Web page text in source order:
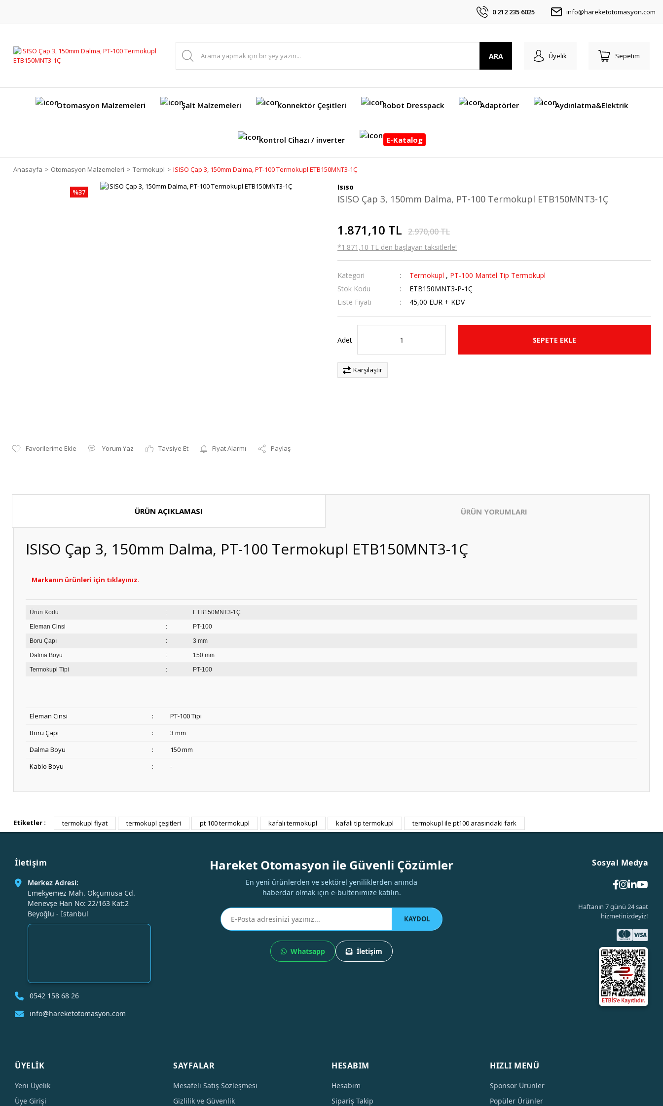
0 212 235 6025 info@hareketotomasyon.com
ARA Üyelik Sepetim
Otomasyon Malzemeleri Şalt Malzemeleri Konnektör Çeşitleri Robot Dresspack Adaptörler Aydınlatma&Elektrik
Kontrol Cihazı / inverter E-Katalog
Anasayfa Otomasyon Malzemeleri Termokupl ISISO Çap 3, 150mm Dalma, PT-100 Termokupl ETB150MNT3-1Ç
%37
Yorum Yaz Tavsiye Et Fiyat Alarmı Paylaş
Isıso
ISISO Çap 3, 150mm Dalma, PT-100 Termokupl ETB150MNT3-1Ç
1.871,10 TL 2.970,00 TL
*1.871,10 TL den başlayan taksitlerle!
Kategori Termokupl , PT-100 Mantel Tip Termokupl
Stok Kodu
ETB150MNT3-P-1Ç
Liste Fiyatı
45,00 EUR + KDV
Adet SEPETE EKLE
Karşılaştır
ÜRÜN AÇIKLAMASI ÜRÜN YORUMLARI
ISISO Çap 3, 150mm Dalma, PT-100 Termokupl ETB150MNT3-1Ç
Markanın ürünleri için tıklayınız.
Ürün Kodu : ETB150MNT3-1Ç
Eleman Cinsi : PT-100
Boru Çapı : 3 mm
Dalma Boyu : 150 mm
Termokupl Tipi : PT-100
Eleman Cinsi :
PT-100 Tipi
Boru Çapı
:
3 mm
Dalma Boyu
:
150 mm
Kablo Boyu
: -
Bu ürüne ilk yorumu siz yapın!
Etiketler : termokupl fiyat termokupl çeşitleri pt 100 termokupl kafalı termokupl kafalı tip termokupl termokupl ile pt100 arasındaki fark
İletişim
Merkez Adresi:
Emekyemez Mah. Okçumusa Cd.
Menevşe Han No: 22/163 Kat:2
Beyoğlu - İstanbul
0542 158 68 26
info@hareketotomasyon.com
Hareket Otomasyon ile Güvenli Çözümler
En yeni ürünlerden ve sektörel yeniliklerden anında
haberdar olmak için e-bültenimize katılın.
KAYDOL
Whatsapp İletişim
Sosyal Medya
Haftanın 7 günü 24 saat
hizmetinizdeyiz!
ÜYELİK
Yeni Üyelik
Üye Girişi
SAYFALAR
Mesafeli Satış Sözleşmesi
Gizlilik ve Güvenlik
HESABIM
Hesabım
Sipariş Takip
HIZLI MENÜ
Sponsor Ürünler
Popüler Ürünler